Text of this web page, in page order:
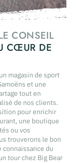
CONSEIL
CŒUR DE
magasin de sport
et une
tout en
de nos clients.
pour enrichir
une boutique
ou vos
trouverons le bon
du
tour chez Big Bear